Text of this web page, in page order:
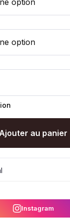
au panier
Instagram